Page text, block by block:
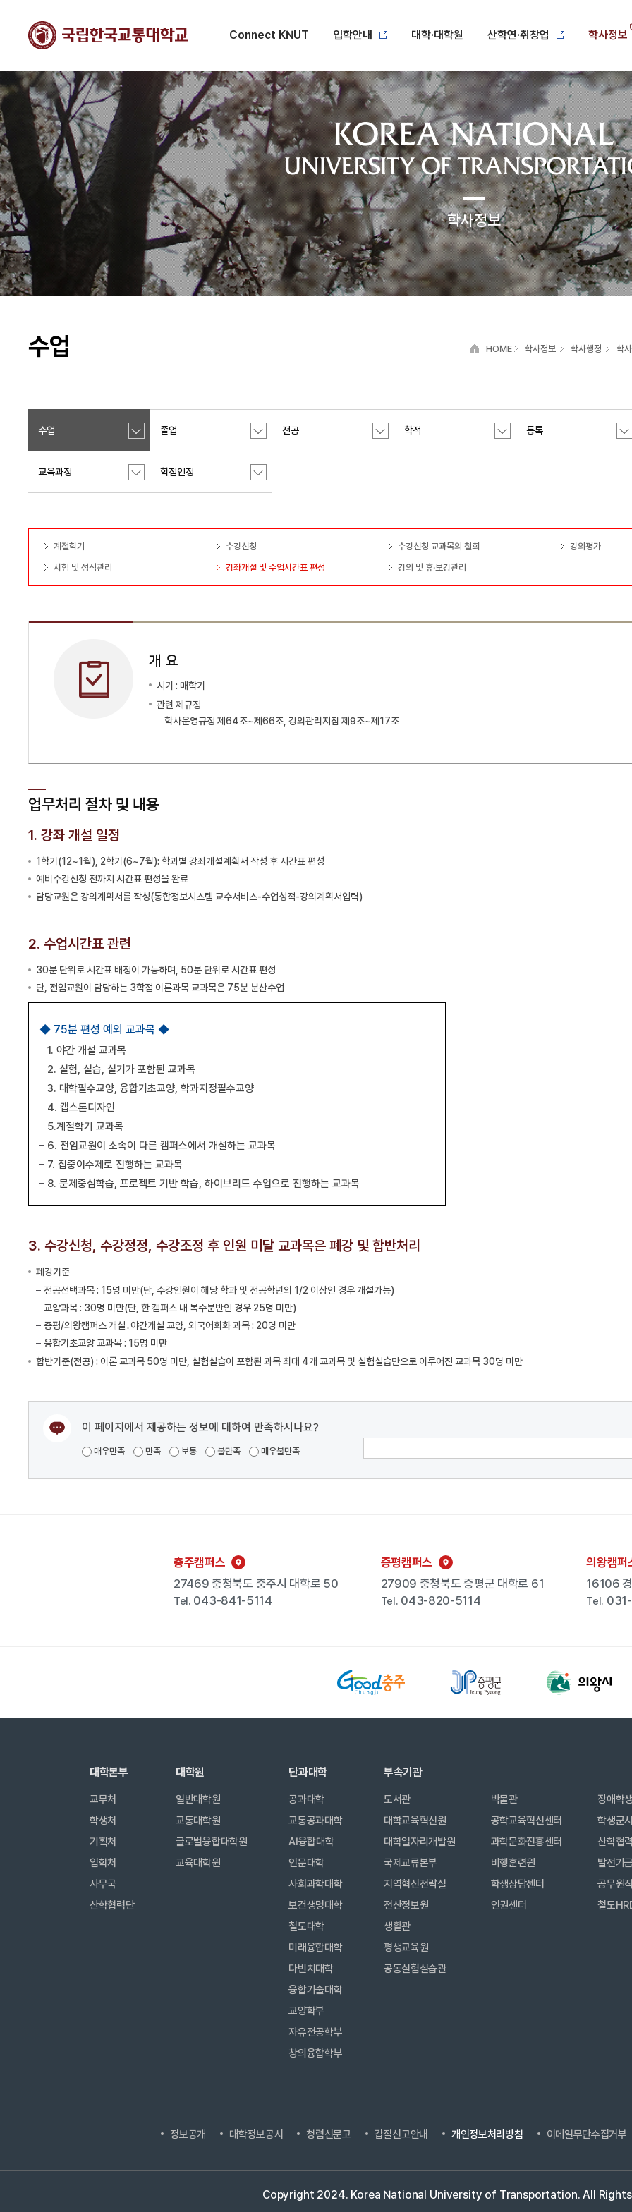
Connect KNUT 입학안내 대학·대학원 산학연·취창업 학사정보
학사정보
수업 HOME 학사정보 학사행정 학
수업 졸업 전공 학적 등록
교육과정 학점인정
계절학기 수강신청 수강신청 교과목의 철회
강의평가
시험 및 성적관리
강좌개설 및 수업시간표 편성 강의 및 휴·보강관리
개 요
시기 : 매학기
관련 제규정
학사운영규정 제64조~제66조, 강의관리지침 제9조~제17조
업무처리 절차 및 내용
1. 강좌 개설 일정
1학기(12~1월), 2학기(6~7월): 학과별 강좌개설계획서 작성 후 시간표 편성
예비수강신청 전까지 시간표 편성을 완료
담당교원은 강의계획서를 작성(통합정보시스템 교수서비스-수업성적-강의계획서입력)
2. 수업시간표 관련
30분 단위로 시간표 배정이 가능하며, 50분 단위로 시간표 편성
단, 전임교원이 담당하는 3학점 이론과목 교과목은 75분 분산수업
◆ 75분 편성 예외 교과목 ◆
1. 야간 개설 교과목
2. 실험, 실습, 실기가 포함된 교과목
3. 대학필수교양, 융합기초교양, 학과지정필수교양
4. 캡스톤디자인
5.계절학기 교과목
6. 전임교원이 소속이 다른 캠퍼스에서 개설하는 교과목
7. 집중이수제로 진행하는 교과목
8. 문제중심학습, 프로젝트 기반 학습, 하이브리드 수업으로 진행하는 교과목
3. 수강신청, 수강정정, 수강조정 후 인원 미달 교과목은 폐강 및 합반처리
폐강기준
전공선택과목 : 15명 미만(단, 수강인원이 해당 학과 및 전공학년의 1/2 이상인 경우 개설가능)
교양과목 : 30명 미만(단, 한 캠퍼스 내 복수분반인 경우 25명 미만)
증평/의왕캠퍼스 개설․야간개설 교양, 외국어회화 과목 : 20명 미만
융합기초교양 교과목 : 15명 미만
합반기준(전공) : 이론 교과목 50명 미만, 실험실습이 포함된 과목 최대 4개 교과목 및 실험실습만으로 이루어진 교과목 30명 미만
이 페이지에서 제공하는 정보에 대하여 만족하시나요?
매우만족 만족 보통 불만족 매우불만족
충주캠퍼스
27469 충청북도 충주시 대학로 50
Tel. 043-841-5114
증평캠퍼스
27909 충청북도 증평군 대학로 61
Tel. 043-820-5114
의왕캠
16106
Tel.
대학본부
교무처
학생처
기획처
입학처
사무국
산학협력단
대학원
일반대학원
교통대학원
글로벌융합대학원
교육대학원
단과대학
공과대학
교통공과대학
AI융합대학
인문대학
사회과학대학
보건생명대학
철도대학
미래융합대학
다빈치대학
융합기술대학
교양학부
자유전공학부
창의융합학부
부속기관
도서관
대학교육혁신원
대학일자리개발원
국제교류본부
지역혁신전략실
전산정보원
생활관
평생교육원
공동실험실습관
박물관
공학교육혁신센터
과학문화진흥센터
비행훈련원
학생상담센터
인권센터
장애학
학생군
산학협
발전기
공무원
철도
정보공개 대학정보공시 청렴신문고 갑질신고안내 개인정보처리방침 이메일무단수집거부
Copyright 2024. Korea National University of Transportation. All